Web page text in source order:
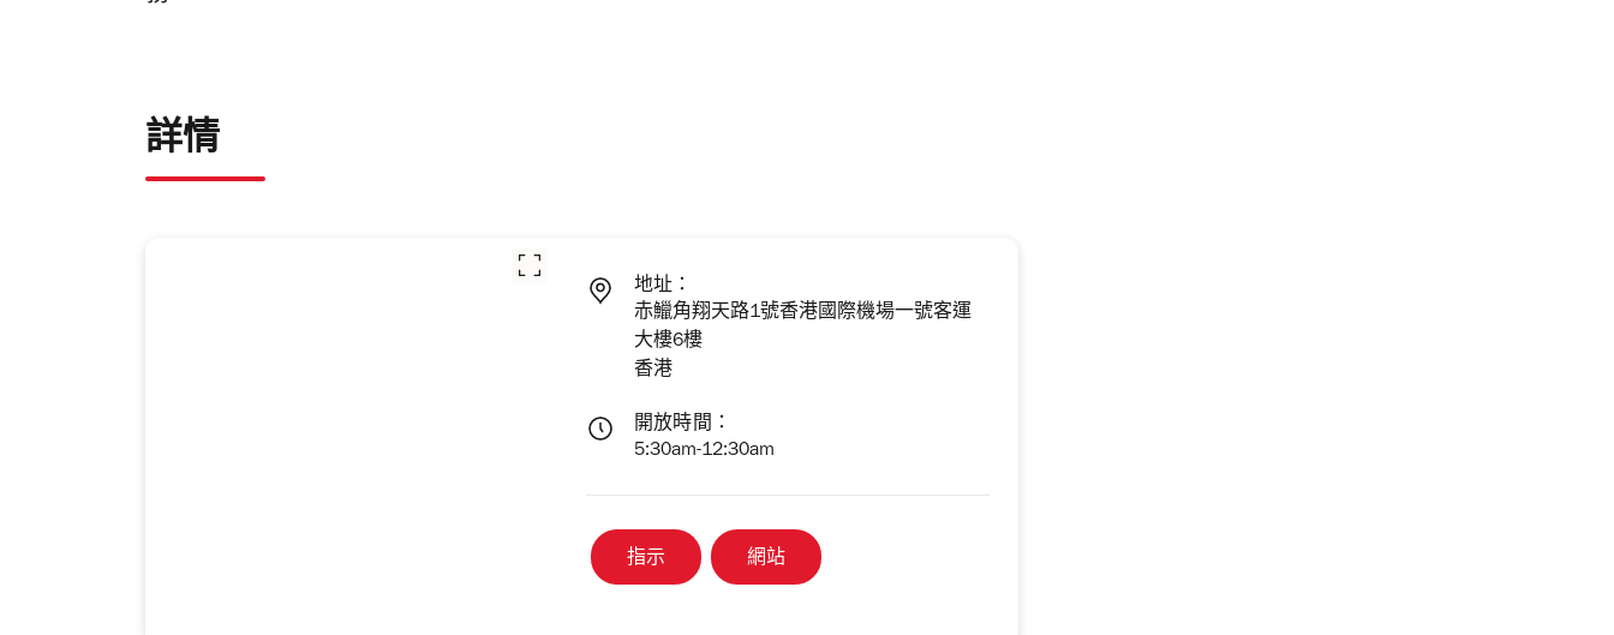
詳情
地址：
赤鱲角翔天路1號香港國際機場一號客運
大樓6樓
香港
開放時間：
5:30am-12:30am
指示 網站